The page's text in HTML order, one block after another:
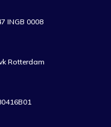
INGB 0008
Rotterdam